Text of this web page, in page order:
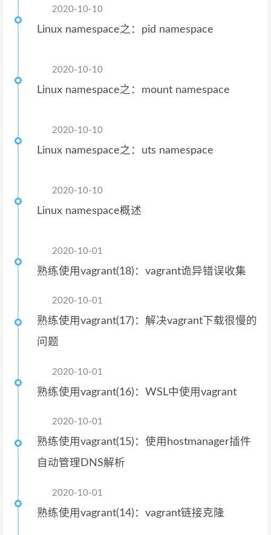
2020-10-10
Linux namespace之：pid namespace
2020-10-10
Linux namespace之：mount namespace
2020-10-10
Linux namespace之：uts namespace
2020-10-10
Linux namespace概述
2020-10-01
熟练使用vagrant(18)：vagrant诡异错误收集
2020-10-01
熟练使用vagrant(17)：解决vagrant下载很慢的
问题
2020-10-01
熟练使用vagrant(16)：WSL中使用vagrant
2020-10-01
熟练使用vagrant(15)：使用hostmanager插件
自动管理DNS解析
2020-10-01
熟练使用vagrant(14)：vagrant链接克隆